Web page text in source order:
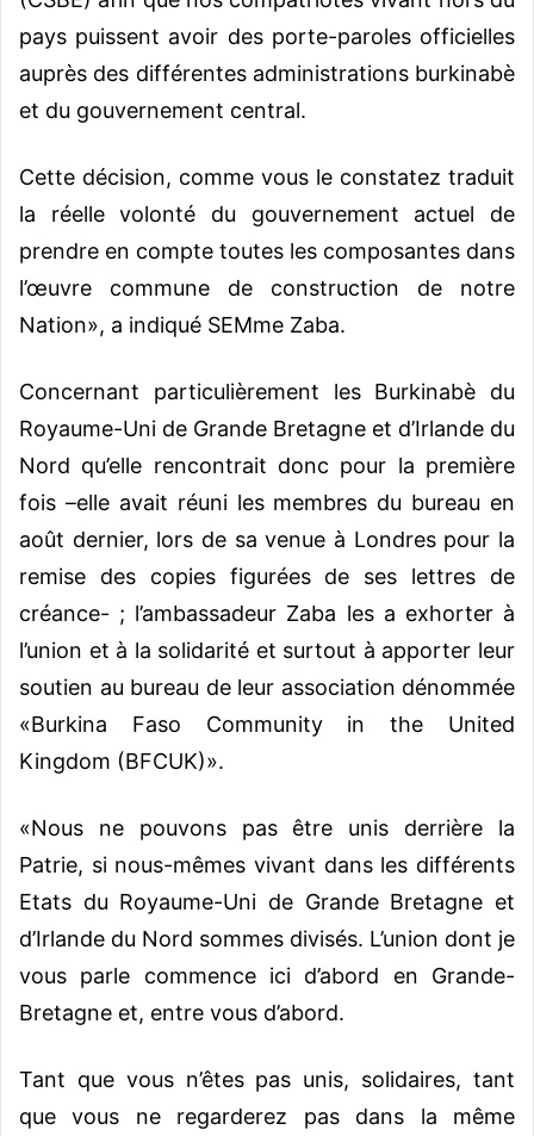
pays puissent avoir des porte-paroles officielles
auprès des différentes administrations burkinabè
et du gouvernement central.
Cette décision, comme vous le constatez traduit
la réelle volonté du gouvernement actuel de
prendre en compte toutes les composantes dans
l’œuvre commune de construction de notre
Nation», a indiqué SEMme Zaba.
Concernant particulièrement les Burkinabè du
Royaume-Uni de Grande Bretagne et d’Irlande du
Nord qu’elle rencontrait donc pour la première
fois –elle avait réuni les membres du bureau en
août dernier, lors de sa venue à Londres pour la
remise des copies figurées de ses lettres de
créance- ; l’ambassadeur Zaba les a exhorter à
l’union et à la solidarité et surtout à apporter leur
soutien au bureau de leur association dénommée
«Burkina Faso Community in the United
Kingdom (BFCUK)».
«Nous ne pouvons pas être unis derrière la
Patrie, si nous-mêmes vivant dans les différents
Etats du Royaume-Uni de Grande Bretagne et
d’Irlande du Nord sommes divisés. L’union dont je
vous parle commence ici d’abord en Grande-
Bretagne et, entre vous d’abord.
Tant que vous n’êtes pas unis, solidaires, tant
que vous ne regarderez pas dans la même